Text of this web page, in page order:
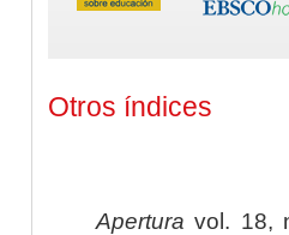
Otros índices
Apertura vol. 18,